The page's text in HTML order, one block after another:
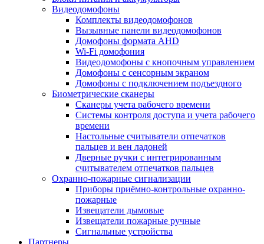
Видеодомофоны
Комплекты видеодомофонов
Вызывные панели видеодомофонов
Домофоны формата AHD
Wi-Fi домофония
Видеодомофоны с кнопочным управлением
Домофоны с сенсорным экраном
Домофоны с подключением подъездного
Биометрические сканеры
Сканеры учета рабочего времени
Системы контроля доступа и учета рабочего
времени
Настольные считыватели отпечатков
пальцев и вен ладоней
Дверные ручки с интегрированным
считывателем отпечатков пальцев
Охранно-пожарные сигнализации
Приборы приёмно-контрольные охранно-
пожарные
Извещатели дымовые
Извещатели пожарные ручные
Сигнальные устройства
Партнеры